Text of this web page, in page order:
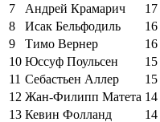
7
Андрей Крамарич
17
8
Исак Бельфодиль
16
9
Тимо Вернер
16
10 Юссуф Поульсен
15
11 Себастьен Аллер
15
12 Жан-Филипп Матета 14
13 Кевин Фолланд
14